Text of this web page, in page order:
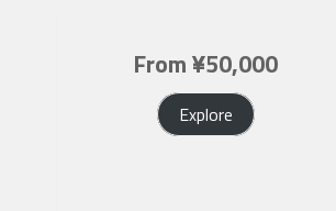
From¥50,000
Explore